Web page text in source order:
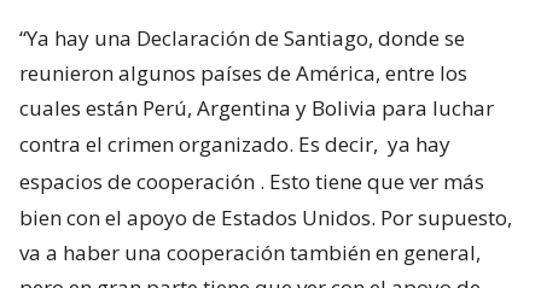
“Ya hay una Declaración de Santiago, donde se
reunieron algunos países de América, entre los
cuales están Perú, Argentina y Bolivia para luchar
contra el crimen organizado. Es decir, ya hay
espacios de cooperación . Esto tiene que ver más
bien con el apoyo de Estados Unidos. Por supuesto,
va a haber una cooperación también en general,